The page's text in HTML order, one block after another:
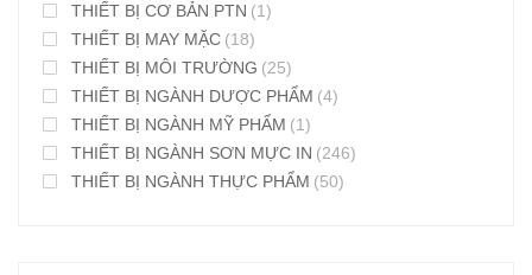
THIẾT BỊ CƠ BẢN PTN (1)
THIẾT BỊ MAY MẶC (18)
THIẾT BỊ MÔI TRƯỜNG (25)
THIẾT BỊ NGÀNH DƯỢC PHẨM (4)
THIẾT BỊ NGÀNH MỸ PHẨM (1)
THIẾT BỊ NGÀNH SƠN MỰC IN (246)
THIẾT BỊ NGÀNH THỰC PHẨM (50)